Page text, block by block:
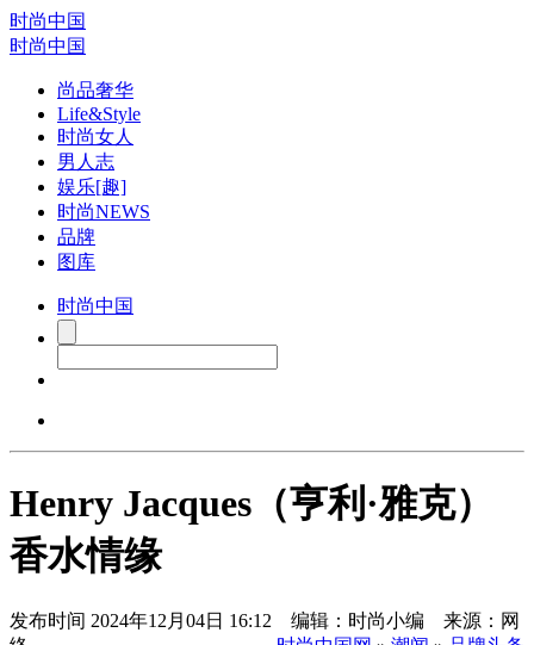
时尚中国
时尚中国
尚品奢华
Life&Style
时尚女人
男人志
娱乐[趣]
时尚NEWS
品牌
图库
时尚中国
Henry Jacques（亨利·雅克）
香水情缘
发布时间 2024年12月04日 16:12 编辑：时尚小编 来源：网